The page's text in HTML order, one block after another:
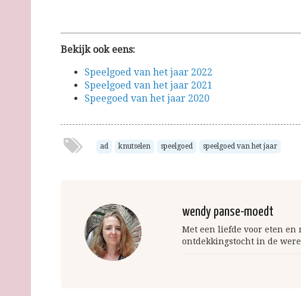
Bekijk ook eens:
Speelgoed van het jaar 2022
Speelgoed van het jaar 2021
Speegoed van het jaar 2020
ad knutselen speelgoed speelgoed van het jaar
wendy panse-moedt
Met een liefde voor eten
ontdekkingstocht in de